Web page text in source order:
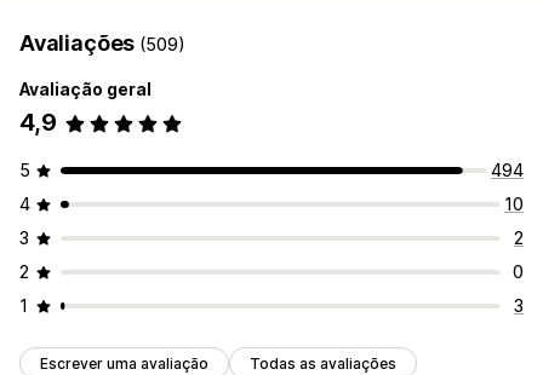
Avaliações (509)
Avaliação geral
4,9
5
494
4
10
3
2
2
0
1
3
Escrever uma avaliação Todas as avaliações